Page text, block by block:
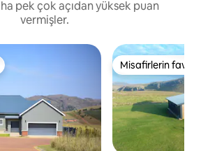
pek çok açıdan yüksek puan
vermişler.
Misafirlerin
Misafirlerin